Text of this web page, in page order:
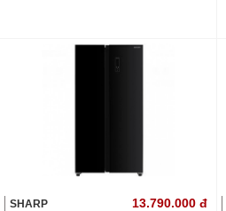
SHARP 13.790.000 đ